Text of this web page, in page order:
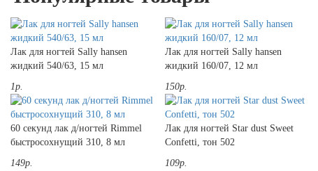
Лак для ногтей Sally hansen
жидкий 540/63, 15 мл
1р.
Лак для ногтей Sally hansen
жидкий 160/07, 12 мл
150р.
60 секунд лак д/ногтей Rimmel
быстросохнущий 310, 8 мл
149р.
Лак для ногтей Star dust Sweet
Confetti, тон 502
109р.